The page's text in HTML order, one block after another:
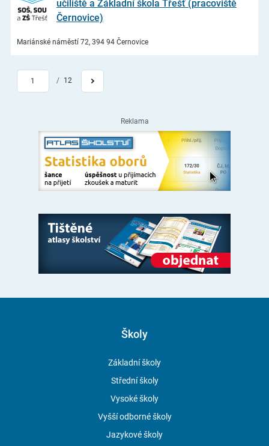
učiliště a Základní škola Třešť (pracoviště
Černovice)
Mariánské náměstí 72, 394 94 Černovice
1 / 12
Reklama
Školy
Základní školy
Střední školy
Vysoké školy
Vyšší odborné školy
Jazykové školy